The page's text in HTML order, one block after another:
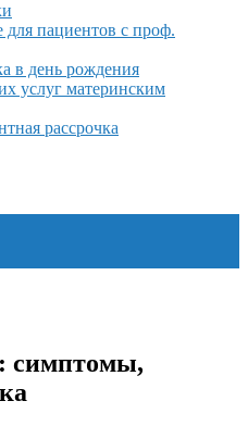
пациентов с проф.
в день рождения
услуг материнским
рассрочка
симптомы,